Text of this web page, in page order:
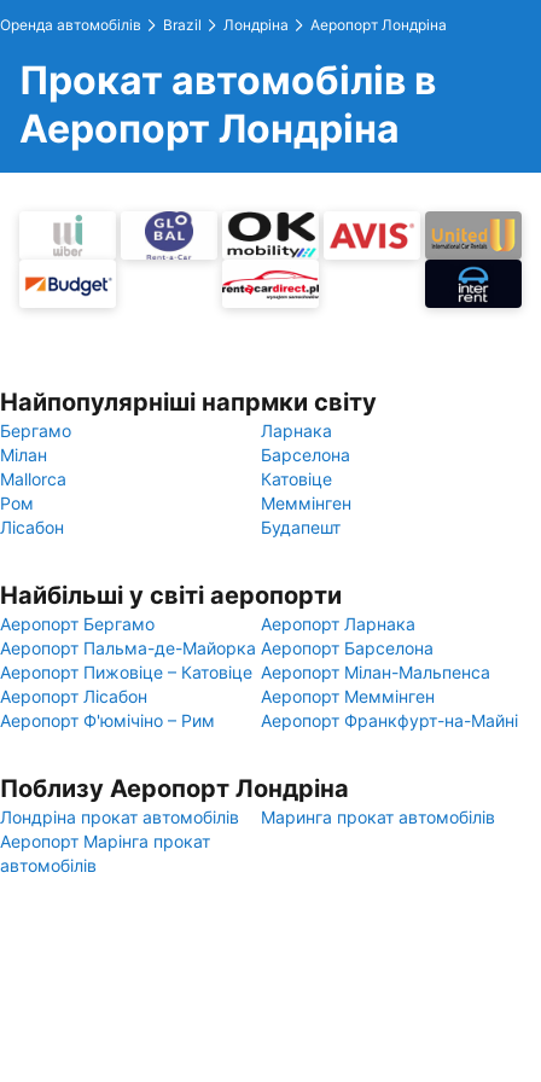
Оренда автомобілів Brazil Лондріна Аеропорт Лондріна
Прокат автомобілів в
Аеропорт Лондріна
Найпопулярніші напрмки світу
Бергамо
Ларнака
Мілан
Барселона
Mallorca
Катовіце
Ром
Меммінген
Лісабон
Будапешт
Найбільші у світі аеропорти
Аеропорт Бергамо
Аеропорт Ларнака
Аеропорт Пальма-де-Майорка Аеропорт Барселона
Аеропорт Пижовіце – Катовіце Аеропорт Мілан-Мальпенса
Аеропорт Лісабон
Аеропорт Меммінген
Аеропорт Ф'юмічіно – Рим
Аеропорт Франкфурт-на-Майні
Поблизу Аеропорт Лондріна
Лондріна прокат автомобілів
Маринга прокат автомобілів
Аеропорт Марінга прокат
автомобілів